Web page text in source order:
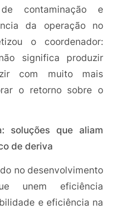
contaminação e
da operação no
o coordenador:
significa produzir
com muito mais
o retorno sobre o
soluções que aliam
de deriva
no desenvolvimento
unem eficiência
e eficiência na